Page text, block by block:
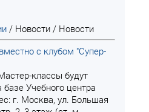
/ Новости / Новости
с клубом "Супер-
классы будут
Учебного центра
г. Москва, ул. Большая